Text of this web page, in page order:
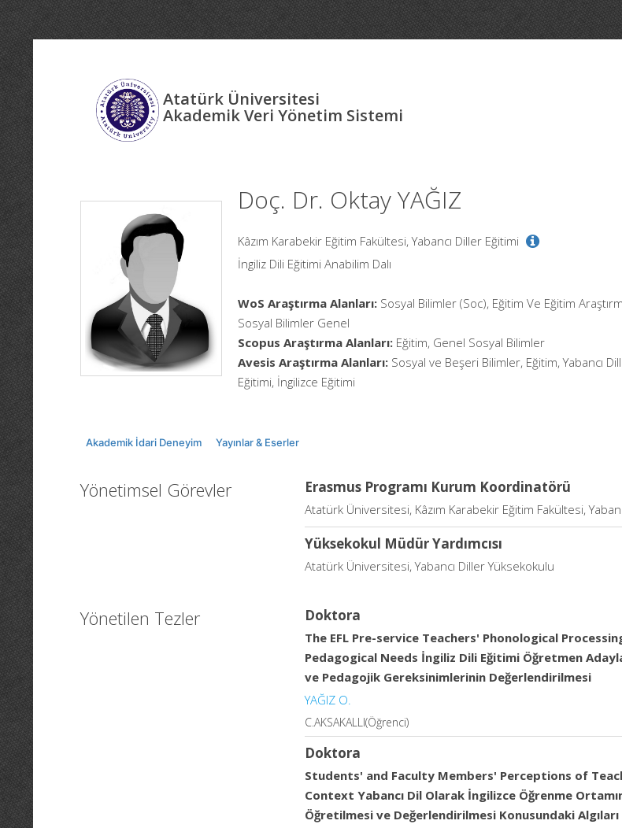
Atatürk Üniversitesi
Akademik Veri Yönetim Sistemi
Doç. Dr. Oktay YAĞIZ
Kâzım Karabekir Eğitim Fakültesi, Yabancı Diller Eğitimi
İngiliz Dili Eğitimi Anabilim Dalı
WoS Araştırma Alanları: Sosyal Bilimler (Soc), Eğitim Ve Eğitim
Sosyal Bilimler Genel
Scopus Araştırma Alanları: Eğitim, Genel Sosyal Bilimler
Avesis Araştırma Alanları: Sosyal ve Beşeri Bilimler, Eğitim, Yabancı
Eğitimi, İngilizce Eğitimi
Akademik İdari Deneyim Yayınlar & Eserler
Yönetimsel Görevler Erasmus Programı Kurum Koordinatörü
Atatürk Üniversitesi, Kâzım Karabekir Eğitim Fakültesi,
Yüksekokul Müdür Yardımcısı
Atatürk Üniversitesi, Yabancı Diller Yüksekokulu
Yönetilen Tezler Doktora
The EFL Pre-service Teachers' Phonological
Pedagogical Needs İngiliz Dili Eğitimi Öğretmen
ve Pedagojik Gereksinimlerinin Değerlendirilmesi
YAĞIZ O.
C.AKSAKALLI(Öğrenci)
Doktora
Students' and Faculty Members' Perceptions of
Context Yabancı Dil Olarak İngilizce Öğrenme
Öğretilmesi ve Değerlendirilmesi Konusundaki Algıları